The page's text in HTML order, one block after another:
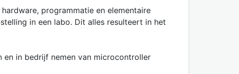
programmatie en elementaire
in een labo. Dit alles resulteert in het
en in bedrijf nemen van microcontroller